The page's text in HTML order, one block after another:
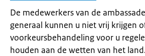
De medewerkers van de
generaal kunnen u niet vrij krijgen
voorkeursbehandeling voor u
houden aan de wetten van het